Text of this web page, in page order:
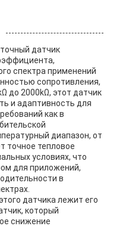
датчик
спектра применений
сопротивления,
до 2000kΩ, этот датчик
и адаптивность для
как в
диапазон, от
точное тепловое
условиях, что
для приложений,
в
датчика лежит его
который
снижение